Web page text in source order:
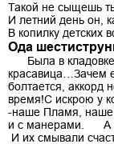
Такой не сыщешь
И летний день он,
В копилку детских
Ода
Была в кладовке
красавица…Зачем
болтается, аккорд
время!С искрою у
-наше Пламя,
и с манерами. А
И их смывали